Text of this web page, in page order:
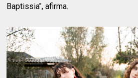
Baptissia", afirma.